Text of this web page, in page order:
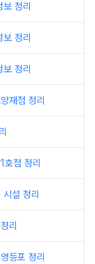
정리
정리
정리
재점 정리
호점 정리
설 정리
리
등포 정리